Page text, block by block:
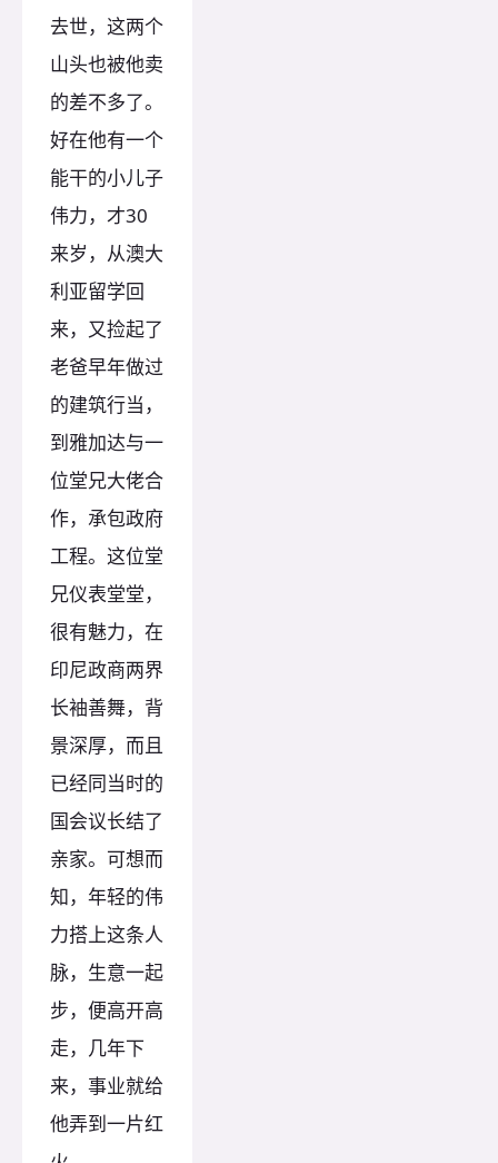
去世，这两个
山头也被他卖
的差不多了。
好在他有一个
能干的小儿子
伟力，才30
来岁，从澳大
利亚留学回
来，又捡起了
老爸早年做过
的建筑行当，
到雅加达与一
位堂兄大佬合
作，承包政府
工程。这位堂
兄仪表堂堂，
很有魅力，在
印尼政商两界
长袖善舞，背
景深厚，而且
已经同当时的
国会议长结了
亲家。可想而
知，年轻的伟
力搭上这条人
脉，生意一起
步，便高开高
走，几年下
来，事业就给
他弄到一片红